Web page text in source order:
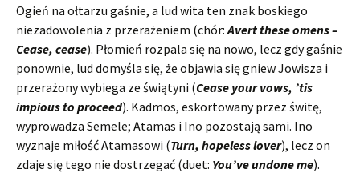
Ogień na ołtarzu gaśnie, a lud wita ten znak boskiego
niezadowolenia z przerażeniem (chór:Avert these omens –
Cease, cease). Płomień rozpala się na nowo, lecz gdy gaśnie
ponownie, lud domyśla się, że objawia się gniew Jowisza i
przerażony wybiega ze świątyni (Cease your vows, ’tis
impious to proceed). Kadmos, eskortowany przez świtę,
wyprowadza Semele; Atamas i Ino pozostają sami. Ino
wyznaje miłość Atamasowi (Turn, hopeless lover), lecz on
zdaje się tego nie dostrzegać (duet: You’ve undone me).